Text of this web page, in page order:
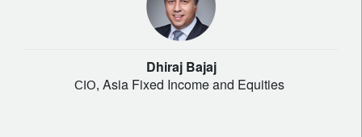
Dhiraj Bajaj
CIO, Asia Fixed Income and Equities